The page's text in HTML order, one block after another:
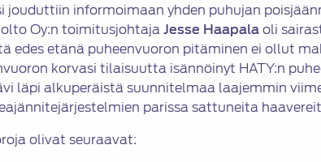
jouduttiin informoimaan yhden puhujan
Oy:n toimitusjohtajaJesse Haapalaoli
edes etänä puheenvuoron pitäminen ei ollut
korvasi tilaisuutta isännöinyt HATY:n
läpi alkuperäistä suunnitelmaa laajemmin
parissa sattuneita
olivat seuraavat: